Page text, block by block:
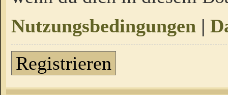
Nutzungsbedingungen |
Registrieren